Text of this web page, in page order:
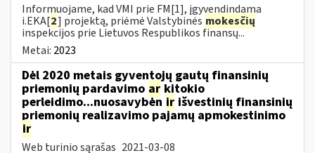
Informuojame, kad VMI prie FM[1], įgyvendindama
i.EKA[2] projektą, priėmė Valstybinės mokesčių
inspekcijos prie Lietuvos Respublikos finansų...
Metai: 2023
Dėl 2020 metais gyventojų gautų finansinių
priemonių pardavimo ar kitokio
perleidimo...nuosavybėn ir išvestinių finansinių
priemonių realizavimo pajamų apmokestinimo
ir
Web turinio sąrašas 2021-03-08